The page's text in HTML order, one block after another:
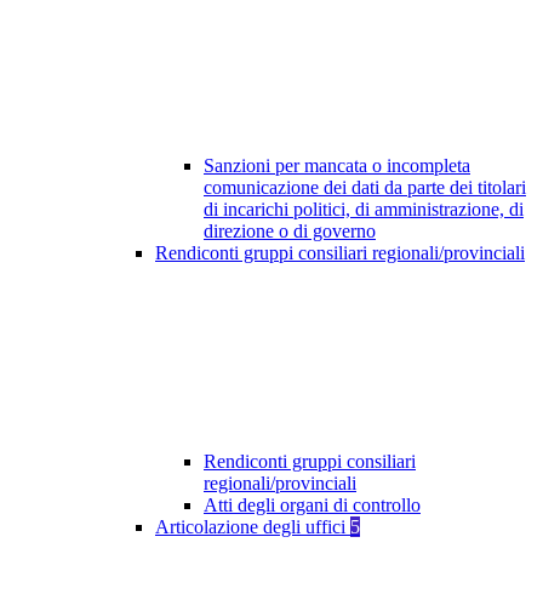
Sanzioni per mancata o incompleta
comunicazione dei dati da parte dei titolari
di incarichi politici, di amministrazione, di
direzione o di governo
Rendiconti gruppi consiliari regionali/provinciali
Rendiconti gruppi consiliari
regionali/provinciali
Atti degli organi di controllo
Articolazione degli uffici 5